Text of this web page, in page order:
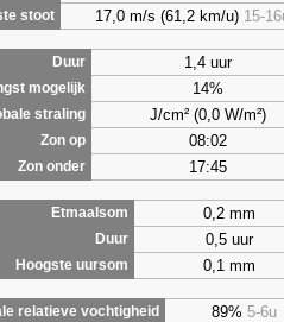
stoot 17,0 m/s (61,2 km/u) 15-
Duur 1,4 uur
mogelijk 14%
straling J/cm² (0,0 W/m²)
Zon op 08:02
Zon onder 17:45
Etmaalsom 0,2 mm
Duur 0,5 uur
Hoogste uursom 0,1 mm
relatieve vochtigheid 89% 5-6u